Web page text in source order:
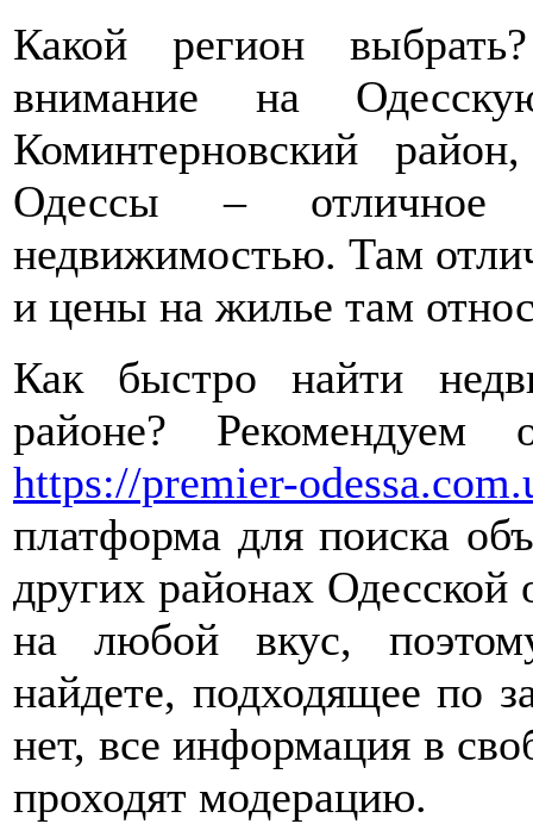
Какой регион
внимание на
Коминтерновский
Одессы – отличное
недвижимостью. Там
и цены на жилье там
Как быстро найти
районе? Рекомендуем
https://premier-
платформа для поиска
других районах Одесской
на любой вкус,
найдете, подходящее по
нет, все информация в
проходят модерацию.